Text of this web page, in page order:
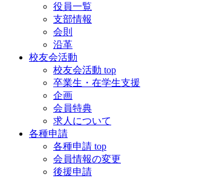
役員一覧
支部情報
会則
沿革
校友会活動
校友会活動 top
卒業生・在学生支援
企画
会員特典
求人について
各種申請
各種申請 top
会員情報の変更
後援申請